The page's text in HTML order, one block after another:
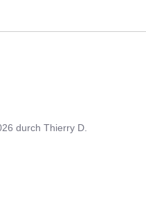
durchThierry D.